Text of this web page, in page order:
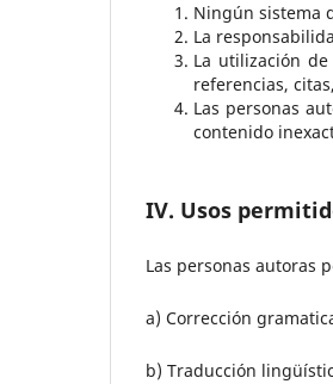
Ningún sistema
La
La utilización
referencias,
Las personas
contenido
IV. Usos
Las personas autoras
a) Corrección
b) Traducción